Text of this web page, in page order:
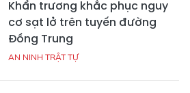
Khẩn trương khắc phục nguy
cơ sạt lở trên tuyến đường
Đồng Trung
AN NINH TRẬT TỰ